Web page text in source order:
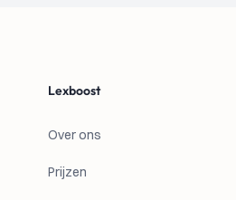
Lexboost
Over ons
Prijzen